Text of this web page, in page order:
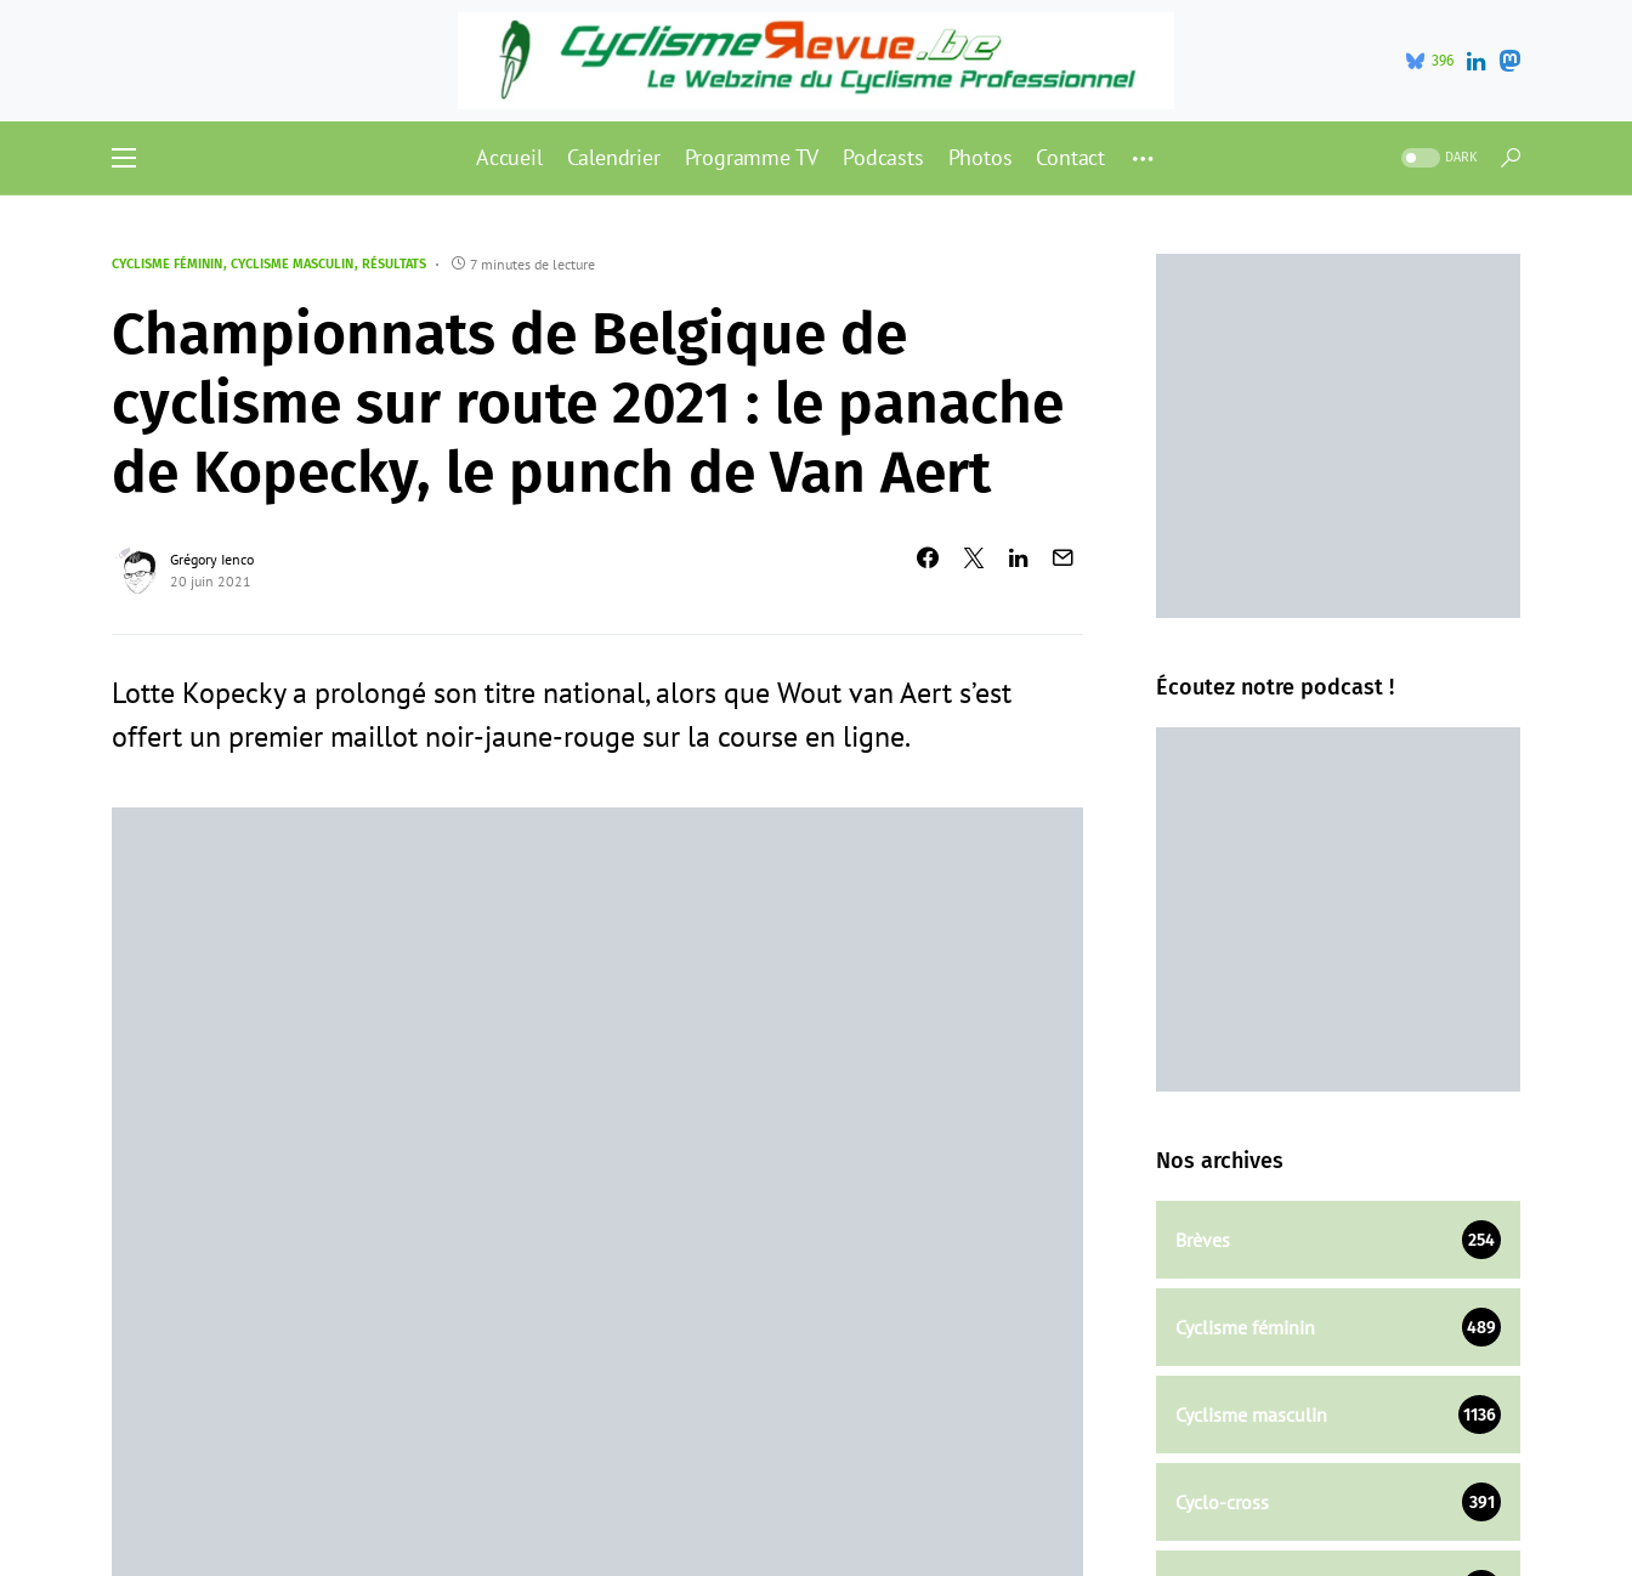
396
Accueil Calendrier Programme TV Podcasts Photos Contact DARK
CYCLISME FÉMININ CYCLISME MASCULIN RÉSULTATS 7 minutes de lecture
Championnats de Belgique de
cyclisme sur route 2021 : le panache
de Kopecky, le punch de Van Aert
Grégory Ienco
20 juin 2021
Lotte Kopecky a prolongé son titre national, alors que Wout van Aert s’est
offert un premier maillot noir-jaune-rouge sur la course en ligne.
Écoutez notre podcast !
Nos archives
Brèves 254
Cyclisme féminin 489
Cyclisme masculin 1136
Cyclo-cross 391